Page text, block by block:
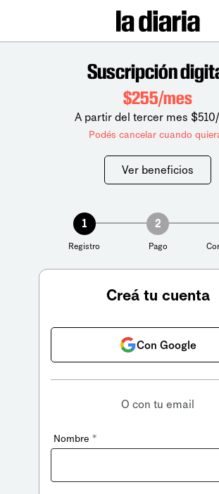
Suscripción
$255/mes
A partir del tercer mes
Podés cancelar cuando
Ver beneficios
1
Registro
2
Pago
Creá tu cuenta
Con Google
O con tu email
Nombre *